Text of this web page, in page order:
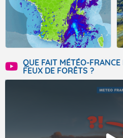
QUE FAIT MÉTÉO-
FEUX DE FORÊTS ?